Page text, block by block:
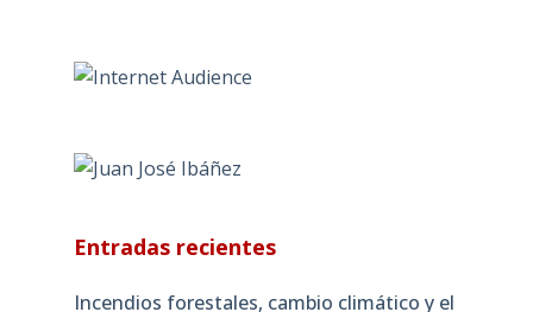
Entradas recientes
Incendios forestales, cambio climático y el